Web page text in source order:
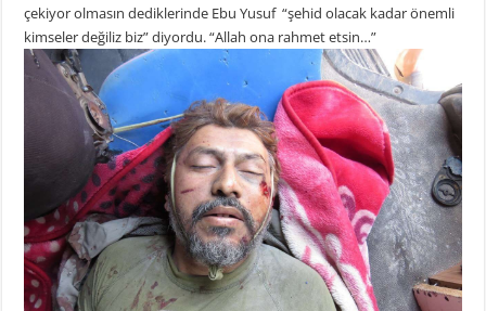
çekiyor olmasın dediklerinde Ebu Yusuf “şehid olacak kadar önemli
kimseler değiliz biz” diyordu. “Allah ona rahmet etsin…”